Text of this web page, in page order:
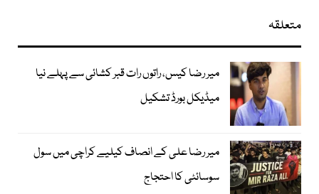
متعلقہ
میر رضا کیس، راتوں رات قبر کشائی سے پہلے نیا
میڈیکل بورڈ تشکیل
میر رضا علی کے انصاف کیلیے کراچی میں سول
سوسائٹی کا احتجاج